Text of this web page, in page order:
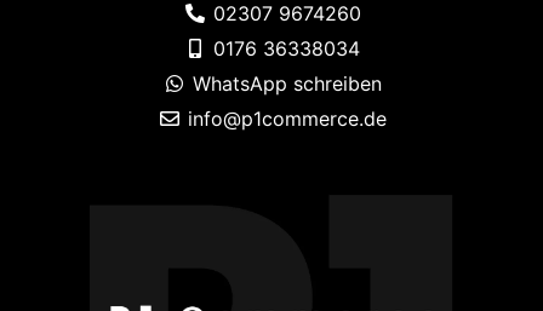
02307 9674260
0176 36338034
WhatsApp schreiben
info@p1commerce.de